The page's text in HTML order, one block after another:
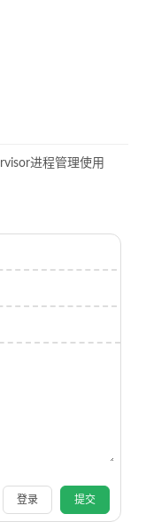
进程管理使用
登录 提交